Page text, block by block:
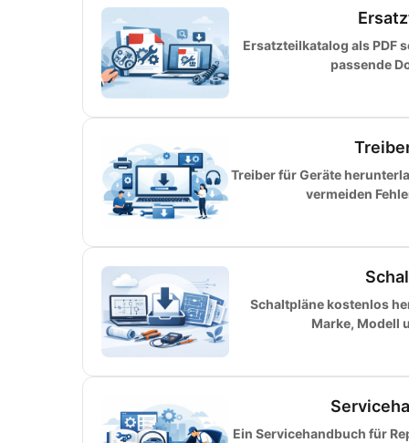
Ersatzteilkatalog als PDF
passende
Treiber für Geräte
vermeiden
Schaltpläne kostenlos
Marke, Modell
Ein Servicehandbuch für